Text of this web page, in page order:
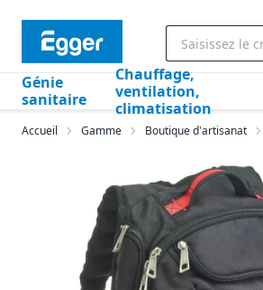
Génie
sanitaire
Chauffage,
ventilation,
climatisation
Accueil Gamme Boutique d'artisanat